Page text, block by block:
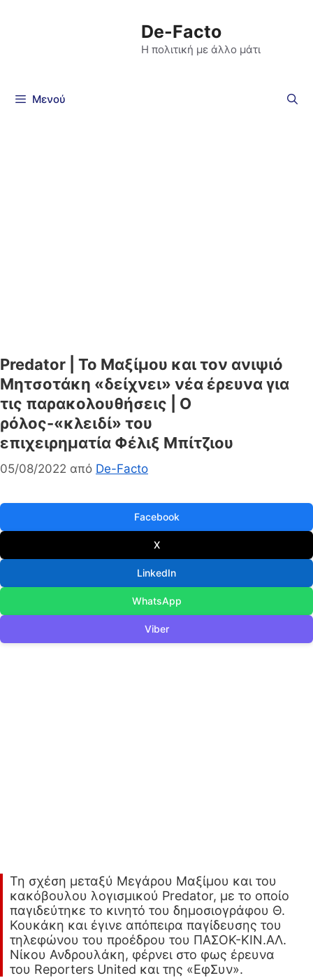
De-Facto
Η πολιτική με άλλο μάτι
Μενού
Predator | Το Μαξίμου και τον ανιψιό
Μητσοτάκη «δείχνει» νέα έρευνα για
τις παρακολουθήσεις | O
ρόλος-«κλειδί» του
επιχειρηματία Φέλιξ Μπίτζιου
05/08/2022 από De-Facto
Facebook
X
LinkedIn
WhatsApp
Viber
Τη σχέση μεταξύ Μεγάρου Μαξίμου και του
κακόβουλου λογισμικού Predator, με το οποίο
παγιδεύτηκε το κινητό του δημοσιογράφου Θ.
Κουκάκη και έγινε απόπειρα παγίδευσης του
τηλεφώνου του προέδρου του ΠΑΣΟΚ-ΚΙΝ.ΑΛ.
Νίκου Ανδρουλάκη, φέρνει στο φως έρευνα
του Reporters United και της «ΕφΣυν».